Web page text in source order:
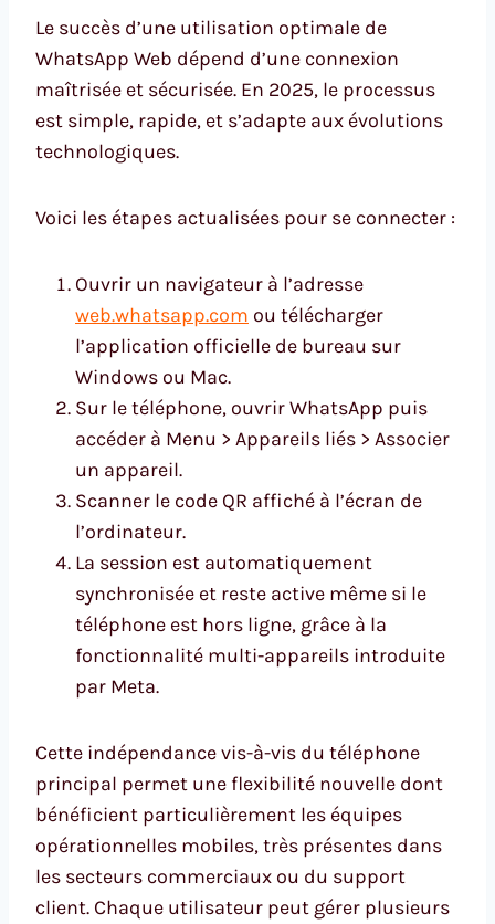
Le succès d’une utilisation optimale de
WhatsApp Web dépend d’une connexion
maîtrisée et sécurisée. En 2025, le processus
est simple, rapide, et s’adapte aux évolutions
technologiques.
Voici les étapes actualisées pour se connecter :
Ouvrir un navigateur à l’adresse
web.whatsapp.com ou télécharger
l’application officielle de bureau sur
Windows ou Mac.
Sur le téléphone, ouvrir WhatsApp puis
accéder à Menu > Appareils liés > Associer
un appareil.
Scanner le code QR affiché à l’écran de
l’ordinateur.
La session est automatiquement
synchronisée et reste active même si le
téléphone est hors ligne, grâce à la
fonctionnalité multi-appareils introduite
par Meta.
Cette indépendance vis-à-vis du téléphone
principal permet une flexibilité nouvelle dont
bénéficient particulièrement les équipes
opérationnelles mobiles, très présentes dans
les secteurs commerciaux ou du support
client. Chaque utilisateur peut gérer plusieurs